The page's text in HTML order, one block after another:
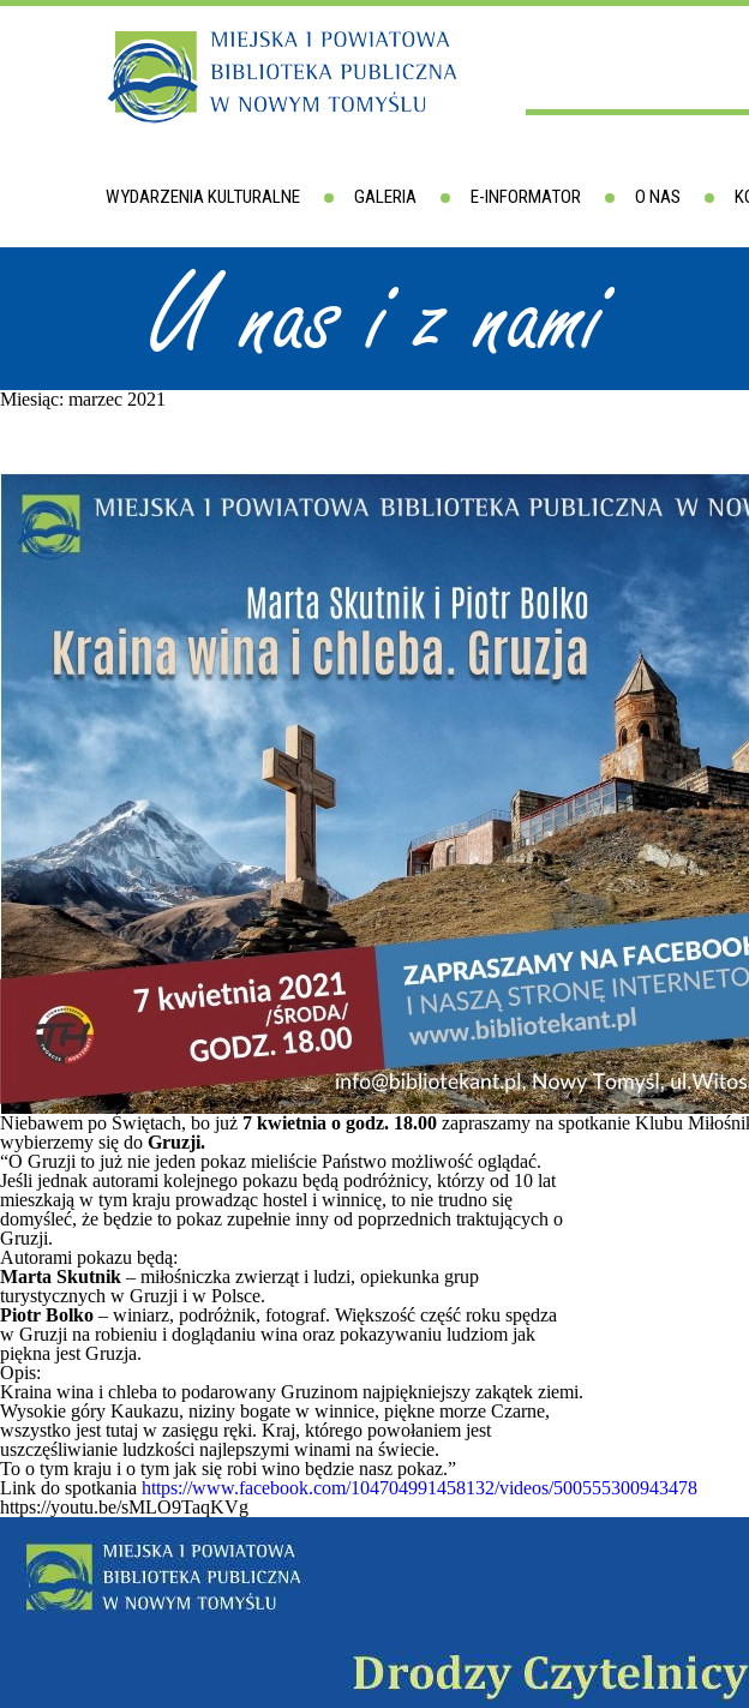
WYDARZENIA KULTURALNE GALERIA E-INFORMATOR O NAS
U nas i z nami
Miesiąc: marzec 2021
Niebawem po Świętach, bo już 7 kwietnia o godz. 18.00 zapraszamy na spotkanie Klubu
wybierzemy się do Gruzji.
“O Gruzji to już nie jeden pokaz mieliście Państwo możliwość oglądać.
Jeśli jednak autorami kolejnego pokazu będą podróżnicy, którzy od 10 lat
mieszkają w tym kraju prowadząc hostel i winnicę, to nie trudno się
domyśleć, że będzie to pokaz zupełnie inny od poprzednich traktujących o
Gruzji.
Autorami pokazu będą:
Marta Skutnik – miłośniczka zwierząt i ludzi, opiekunka grup
turystycznych w Gruzji i w Polsce.
Piotr Bolko – winiarz, podróżnik, fotograf. Większość część roku spędza
w Gruzji na robieniu i doglądaniu wina oraz pokazywaniu ludziom jak
piękna jest Gruzja.
Opis:
Kraina wina i chleba to podarowany Gruzinom najpiękniejszy zakątek ziemi.
Wysokie góry Kaukazu, niziny bogate w winnice, piękne morze Czarne,
wszystko jest tutaj w zasięgu ręki. Kraj, którego powołaniem jest
uszczęśliwianie ludzkości najlepszymi winami na świecie.
To o tym kraju i o tym jak się robi wino będzie nasz pokaz.”
Link do spotkania https://www.facebook.com/104704991458132/videos/500555300943478
https://youtu.be/sMLO9TaqKVg